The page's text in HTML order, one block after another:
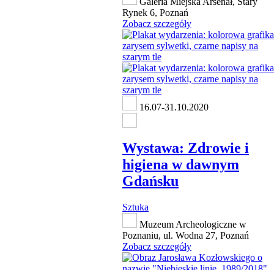
Rynek 6, Poznań
Zobacz szczegóły
16.07-31.10.2020
Wystawa: Zdrowie i
higiena w dawnym
Gdańsku
Sztuka
Muzeum Archeologiczne w
Poznaniu, ul. Wodna 27, Poznań
Zobacz szczegóły